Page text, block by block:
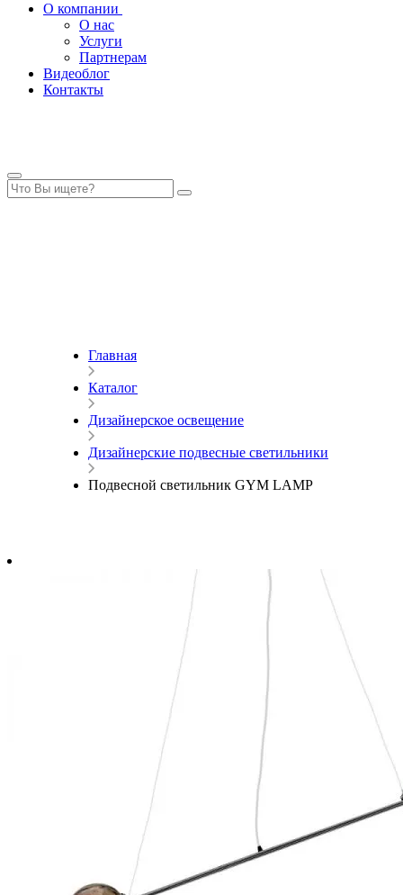
О компании
О нас
Услуги
Партнерам
Видеоблог
Контакты
Главная
Каталог
Дизайнерское освещение
Дизайнерские подвесные светильники
Подвесной светильник GYM LAMP